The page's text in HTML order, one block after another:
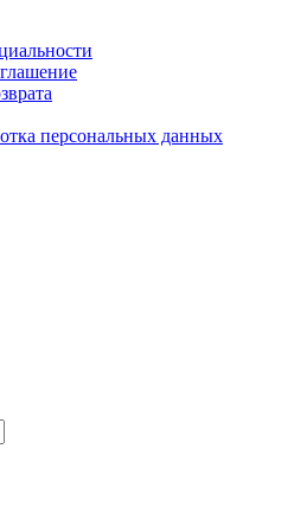
персональных данных